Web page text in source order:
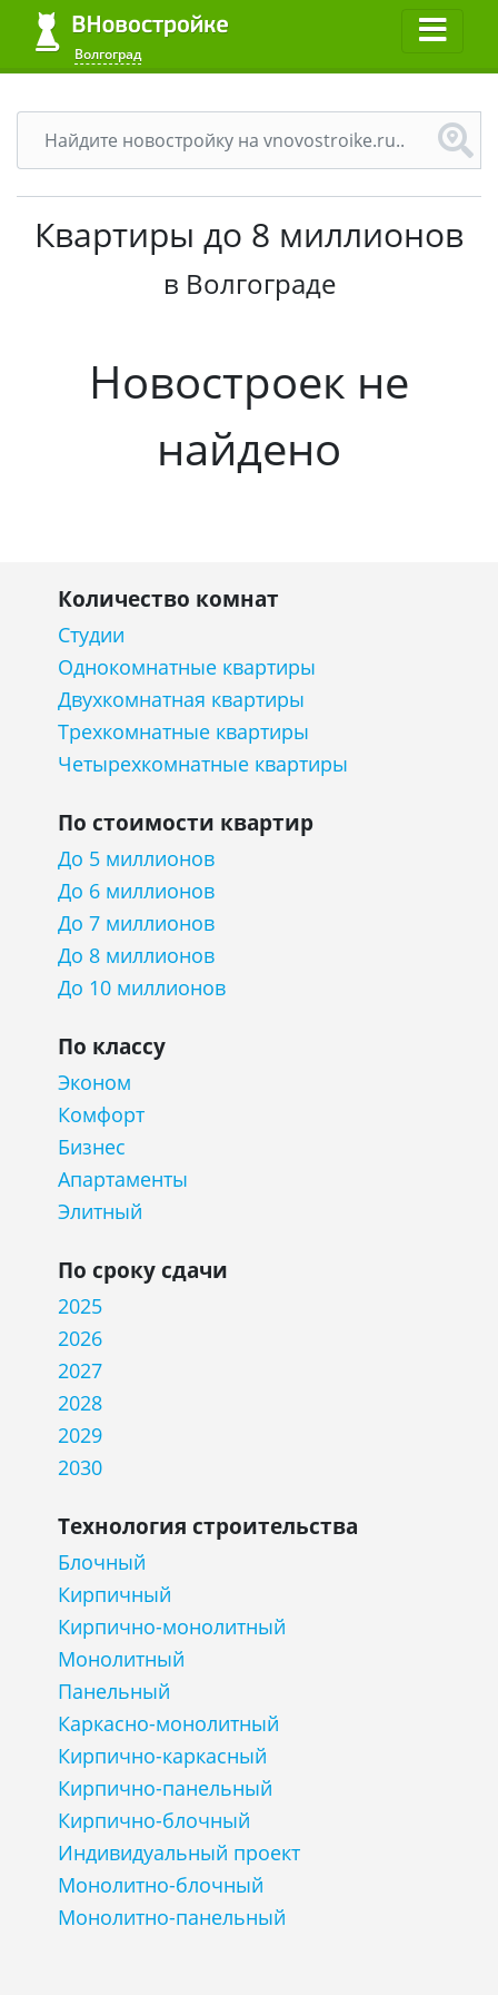
Волгоград
Квартиры до 8 миллионов
в Волгограде
Новостроек не
найдено
Количество комнат
Студии
Однокомнатные квартиры
Двухкомнатная квартиры
Трехкомнатные квартиры
Четырехкомнатные квартиры
По стоимости квартир
До 5 миллионов
До 6 миллионов
До 7 миллионов
До 8 миллионов
До 10 миллионов
По классу
Эконом
Комфорт
Бизнес
Апартаменты
Элитный
По сроку сдачи
2025
2026
2027
2028
2029
2030
Технология строительства
Блочный
Кирпичный
Кирпично-монолитный
Монолитный
Панельный
Каркасно-монолитный
Кирпично-каркасный
Кирпично-панельный
Кирпично-блочный
Индивидуальный проект
Монолитно-блочный
Монолитно-панельный